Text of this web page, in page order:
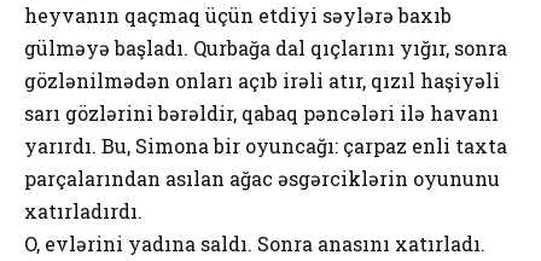
heyvanın qaçmaq üçün etdiyi səylərə baxıb
gülməyə başladı. Qurbağa dal qıçlarını yığır, sonra
gözlənilmədən onları açıb irəli atır, qızıl haşiyəli
sarı gözlərini bərəldir, qabaq pəncələri ilə havanı
yarırdı. Bu, Simona bir oyuncağı: çarpaz enli taxta
parçalarından asılan ağac əsgərciklərin oyununu
xatırladırdı.
O, evlərini yadına saldı. Sonra anasını xatırladı.